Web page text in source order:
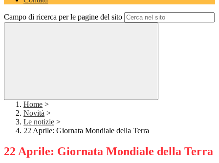
Campo di ricerca per le pagine del sito
Home >
Novità >
Le notizie >
22 Aprile: Giornata Mondiale della Terra
22 Aprile: Giornata Mondiale della Terra